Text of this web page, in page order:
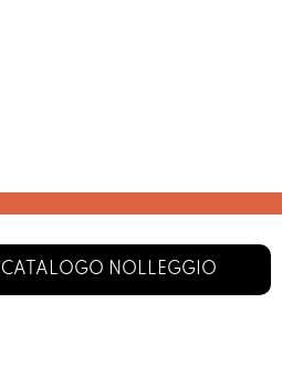
CATALOGO NOLLEGGIO